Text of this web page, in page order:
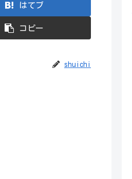
はてブ
コピー
shuichi